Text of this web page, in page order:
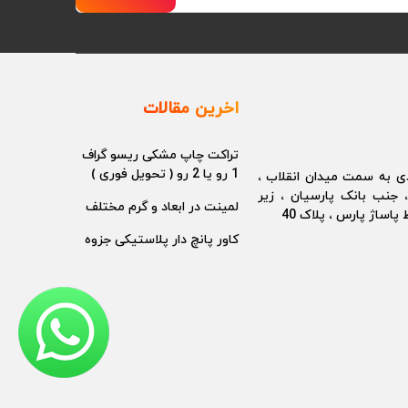
به سمت میدان انقلاب ،
جنب بانک پارسیان ، زیر
پارس ، پلاک 40
اخرین مقالات
تراکت چاپ مشکی ریسو گراف
1 رو یا 2 رو ( تحویل فوری )
لمینت در ابعاد و گرم مختلف
کاور پانچ دار پلاستیکی جزوه